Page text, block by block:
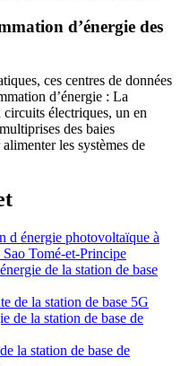
d’énergie des
ces centres de données
d’énergie : La
circuits électriques, un en
des baies
les systèmes de
d énergie photovoltaïque à
Tomé-et-Principe
de la station de base
de la station de base 5G
de la station de base de
la station de base de